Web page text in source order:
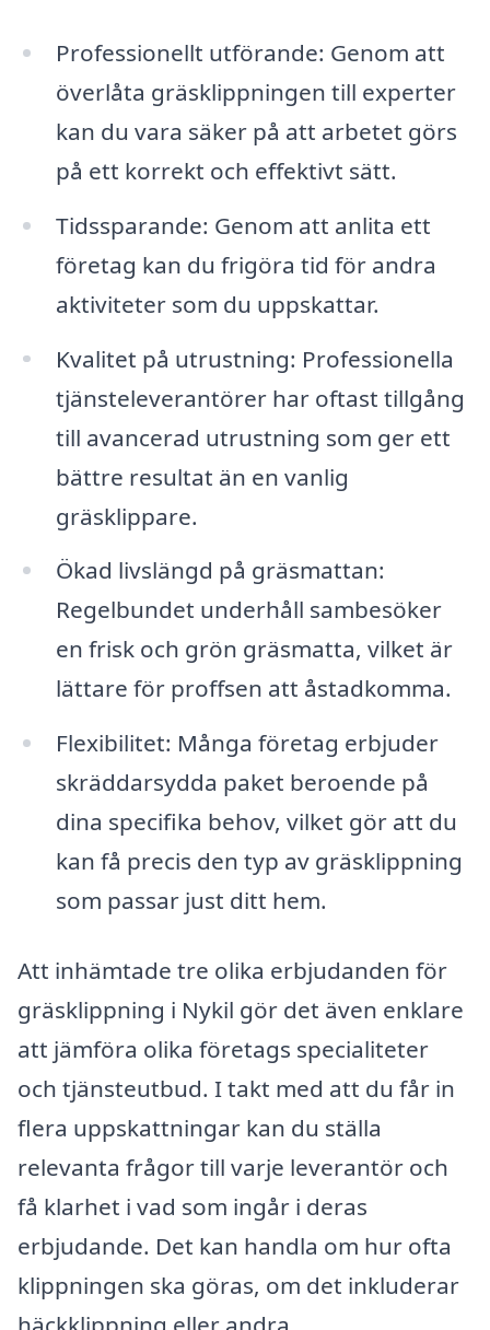
Professionellt utförande: Genom att
överlåta gräsklippningen till experter
kan du vara säker på att arbetet görs
på ett korrekt och effektivt sätt.
Tidssparande: Genom att anlita ett
företag kan du frigöra tid för andra
aktiviteter som du uppskattar.
Kvalitet på utrustning: Professionella
tjänsteleverantörer har oftast tillgång
till avancerad utrustning som ger ett
bättre resultat än en vanlig
gräsklippare.
Ökad livslängd på gräsmattan:
Regelbundet underhåll sambesöker
en frisk och grön gräsmatta, vilket är
lättare för proffsen att åstadkomma.
Flexibilitet: Många företag erbjuder
skräddarsydda paket beroende på
dina specifika behov, vilket gör att du
kan få precis den typ av gräsklippning
som passar just ditt hem.
Att inhämtade tre olika erbjudanden för
gräsklippning i Nykil gör det även enklare
att jämföra olika företags specialiteter
och tjänsteutbud. I takt med att du får in
flera uppskattningar kan du ställa
relevanta frågor till varje leverantör och
få klarhet i vad som ingår i deras
erbjudande. Det kan handla om hur ofta
klippningen ska göras, om det inkluderar